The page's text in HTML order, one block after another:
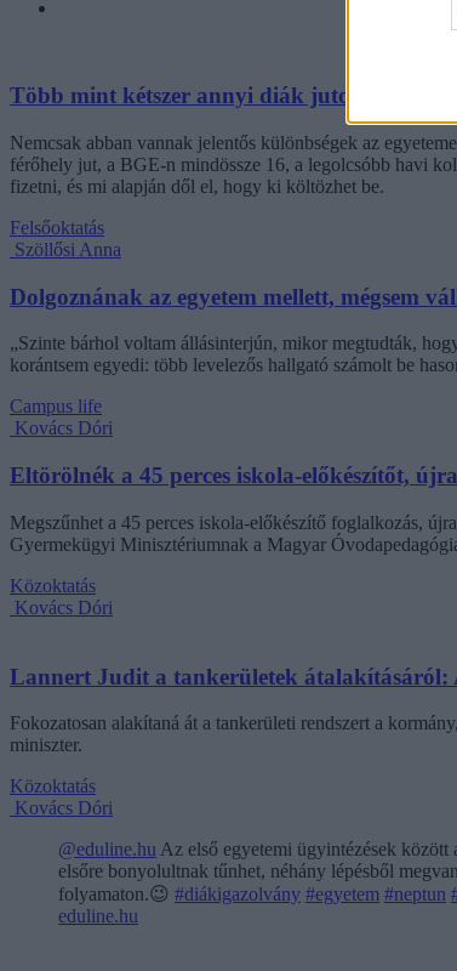
Több mint kétszer annyi diák jutott be a
Nemcsak abban vannak jelentős különbségek az
férőhely jut, a BGE-n mindössze 16, a legolcsóbb havi
fizetni, és mi alapján dől el, hogy ki költözhet be.
Felsőoktatás
Szöllősi Anna
Dolgoznának az egyetem mellett, mégsem
„Szinte bárhol voltam állásinterjún, mikor megtudták,
korántsem egyedi: több levelezős hallgató számolt be
Campus life
Kovács Dóri
Eltörölnék a 45 perces iskola-előkészítőt,
Megszűnhet a 45 perces iskola-előkészítő foglalkozás,
Gyermekügyi Minisztériumnak a Magyar
Közoktatás
Kovács Dóri
Lannert Judit a tankerületek
Fokozatosan alakítaná át a tankerületi rendszert a
miniszter.
Közoktatás
Kovács Dóri
@eduline.hu Az első egyetemi ügyintézések
elsőre bonyolultnak tűnhet, néhány lépésből
folyamaton.😉 #diákigazolvány #egyetem #neptun
eduline.hu